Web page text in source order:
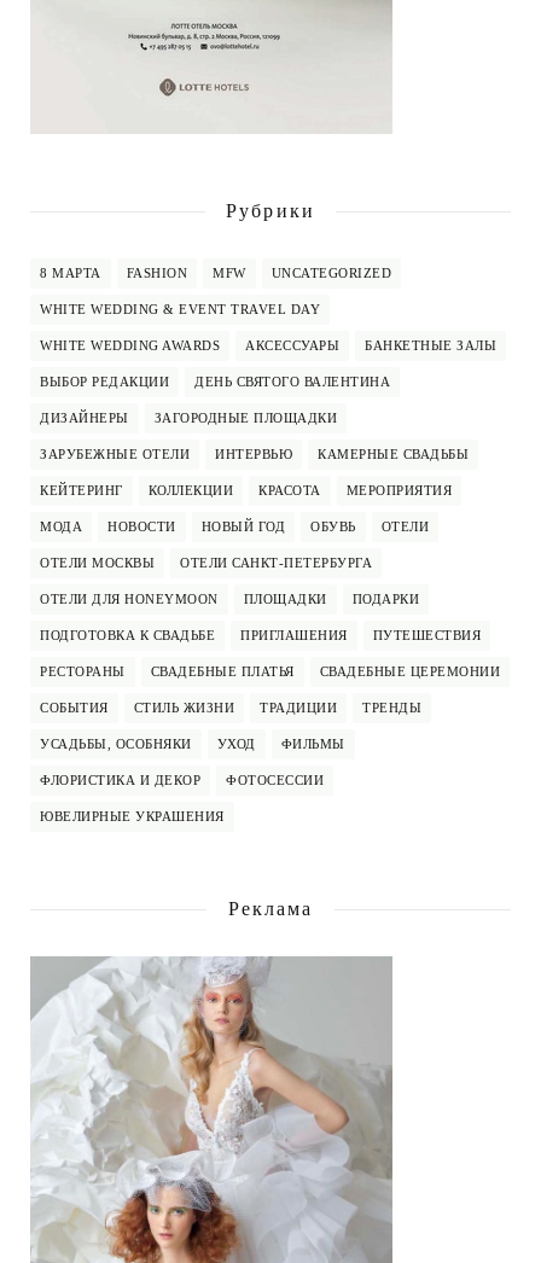
Рубрики
8 МАРТА FASHION MFW UNCATEGORIZED
WHITE WEDDING & EVENT TRAVEL DAY
WHITE WEDDING AWARDS АКСЕССУАРЫ БАНКЕТНЫЕ ЗАЛЫ
ВЫБОР РЕДАКЦИИ ДЕНЬ СВЯТОГО ВАЛЕНТИНА
ДИЗАЙНЕРЫ ЗАГОРОДНЫЕ ПЛОЩАДКИ
ЗАРУБЕЖНЫЕ ОТЕЛИ ИНТЕРВЬЮ КАМЕРНЫЕ СВАДЬБЫ
КЕЙТЕРИНГ КОЛЛЕКЦИИ КРАСОТА МЕРОПРИЯТИЯ
МОДА НОВОСТИ НОВЫЙ ГОД ОБУВЬ ОТЕЛИ
ОТЕЛИ МОСКВЫ ОТЕЛИ САНКТ-ПЕТЕРБУРГА
ОТЕЛИ ДЛЯ HONEYMOON ПЛОЩАДКИ ПОДАРКИ
ПОДГОТОВКА К СВАДЬБЕ ПРИГЛАШЕНИЯ ПУТЕШЕСТВИЯ
РЕСТОРАНЫ СВАДЕБНЫЕ ПЛАТЬЯ СВАДЕБНЫЕ ЦЕРЕМОНИИ
СОБЫТИЯ СТИЛЬ ЖИЗНИ ТРАДИЦИИ ТРЕНДЫ
УСАДЬБЫ, ОСОБНЯКИ УХОД ФИЛЬМЫ
ФЛОРИСТИКА И ДЕКОР ФОТОСЕССИИ
ЮВЕЛИРНЫЕ УКРАШЕНИЯ
Реклама